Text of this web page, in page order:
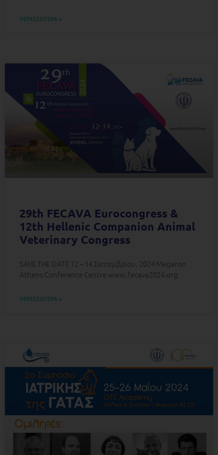
ΠΕΡΙΣΣΟΤΕΡΑ »
29th FECAVA Eurocongress &
12th Hellenic Companion Animal
Veterinary Congress
SAVE THE DATE 12 – 14 Σεπτεμβρίου, 2024 Megaron
Athens Conference Centre www.fecava2024.org
ΠΕΡΙΣΣΟΤΕΡΑ »